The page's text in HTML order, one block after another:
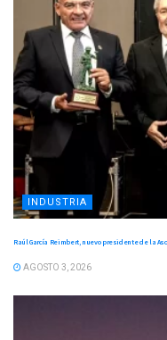
INDUSTRIA
Raúl García Reimbert, nuevo presidente de la
AGOSTO 3, 2026